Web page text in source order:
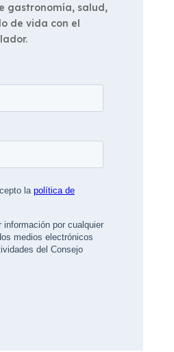
gastronomía, salud,
de vida con el